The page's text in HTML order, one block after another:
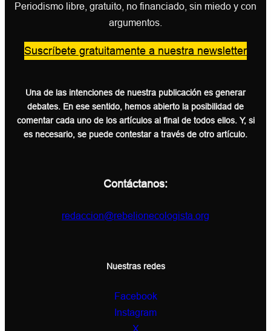
Periodismo libre, gratuito, no financiado, sin miedo y con
argumentos.
Suscríbete gratuitamente a nuestra newsletter
Una de las intenciones de nuestra publicación es generar
debates. En ese sentido, hemos abierto la posibilidad de
comentar cada uno de los artículos al final de todos ellos. Y, si
es necesario, se puede contestar a través de otro artículo.
Contáctanos:
redaccion@rebelionecologista.org
Nuestras redes
Facebook
Instagram
X